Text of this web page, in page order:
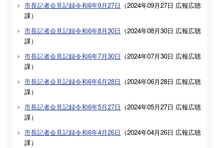
市長記者会見記録令和6年9月27日 （2024年09月27日 広報広聴
課）
市長記者会見記録令和6年8月30日 （2024年08月30日 広報広聴
課）
市長記者会見記録令和6年7月30日 （2024年07月30日 広報広聴
課）
市長記者会見記録令和6年6月28日 （2024年06月28日 広報広聴
課）
市長記者会見記録令和6年5月27日 （2024年05月27日 広報広聴
課）
市長記者会見記録令和6年4月26日 （2024年04月26日 広報広聴
課）